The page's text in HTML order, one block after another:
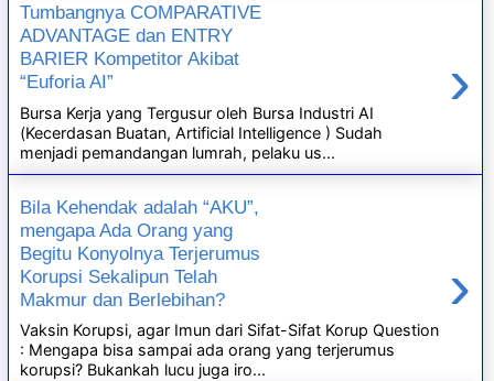
Tumbangnya COMPARATIVE
ADVANTAGE dan ENTRY
BARIER Kompetitor Akibat
“Euforia AI”
›
Bursa Kerja yang Tergusur oleh Bursa Industri AI
(Kecerdasan Buatan, Artificial Intelligence ) Sudah
menjadi pemandangan lumrah, pelaku us...
Bila Kehendak adalah “AKU”,
mengapa Ada Orang yang
Begitu Konyolnya Terjerumus
Korupsi Sekalipun Telah
Makmur dan Berlebihan?
›
Vaksin Korupsi, agar Imun dari Sifat-Sifat Korup Question
: Mengapa bisa sampai ada orang yang terjerumus
korupsi? Bukankah lucu juga iro...